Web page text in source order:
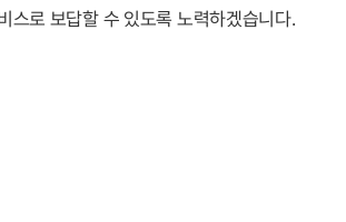
스로 보답할 수 있도록 노력하겠습니다.